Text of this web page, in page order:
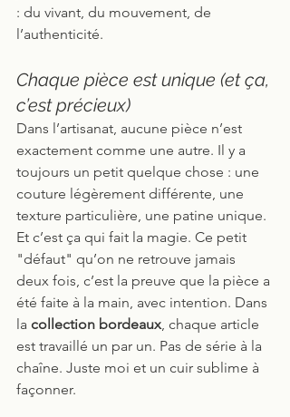
: du vivant, du mouvement, de
l’authenticité.
Chaque pièce est unique (et ça,
c’est précieux)
Dans l’artisanat, aucune pièce n’est
exactement comme une autre. Il y a
toujours un petit quelque chose : une
couture légèrement différente, une
texture particulière, une patine unique.
Et c’est ça qui fait la magie. Ce petit
"défaut" qu’on ne retrouve jamais
deux fois, c’est la preuve que la pièce a
été faite à la main, avec intention. Dans
la collection bordeaux, chaque article
est travaillé un par un. Pas de série à la
chaîne. Juste moi et un cuir sublime à
façonner.